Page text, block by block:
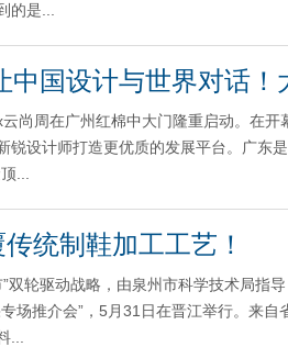
的是...
中国设计与世界对话！
尚周在广州红棉中大门隆重启动。在
锐设计师打造更优质的发展平台。广东
...
统制鞋加工工艺！
双轮驱动战略，由泉州市科学技术局指
场推介会”，5月31日在晋江举行。来
...